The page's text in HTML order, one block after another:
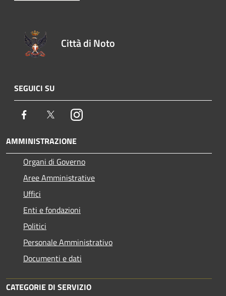
Città di Noto
SEGUICI SU
Facebook TwitterInstagram
AMMINISTRAZIONE
Organi di Governo
Aree Amministrative
Uffici
Enti e fondazioni
Politici
Personale Amministrativo
Documenti e dati
CATEGORIE DI SERVIZIO